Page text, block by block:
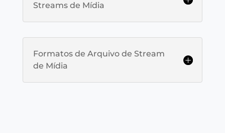
Streams de Mídia
Formatos de Arquivo de Stream
de Mídia